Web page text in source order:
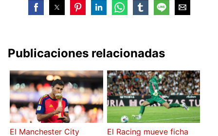
Publicaciones relacionadas
El Manchester City
El Racing mueve ficha